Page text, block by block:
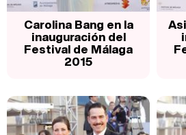
Carolina Bang en la
inauguración del
Festival de Málaga
2015